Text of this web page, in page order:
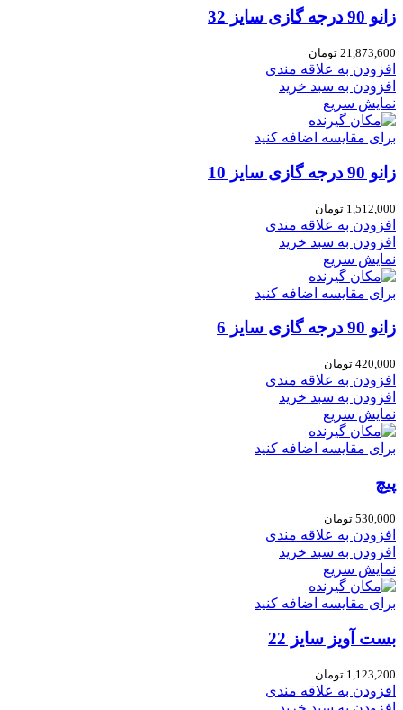
زانو 90 درجه گازی سایز 32
21,873,600 تومان
افزودن به علاقه مندی
افزودن به سبد خرید
نمایش سریع
برای مقایسه اضافه کنید
زانو 90 درجه گازی سایز 10
1,512,000 تومان
افزودن به علاقه مندی
افزودن به سبد خرید
نمایش سریع
برای مقایسه اضافه کنید
زانو 90 درجه گازی سایز 6
420,000 تومان
افزودن به علاقه مندی
افزودن به سبد خرید
نمایش سریع
برای مقایسه اضافه کنید
پیچ
530,000 تومان
افزودن به علاقه مندی
افزودن به سبد خرید
نمایش سریع
برای مقایسه اضافه کنید
بست آویز سایز 22
1,123,200 تومان
افزودن به علاقه مندی